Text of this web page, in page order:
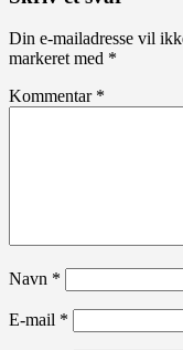
Din e-mailadresse vil
markeret med *
Kommentar *
Navn *
E-mail *